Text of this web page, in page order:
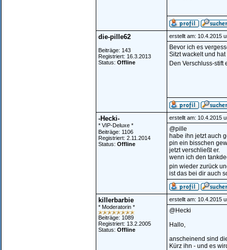
die-pille62
Beiträge: 143
Registriert: 16.3.2013
Status: Offline
erstellt am: 10.4.2015
Bevor ich es
Sitzt wackelt und hat
Den Verschluss-
-Hecki-
* VIP-Deluxe *
Beiträge: 1106
Registriert: 2.11.2014
Status: Offline
erstellt am: 10.4.2015
@pille
habe ihn jetzt auch
pin ein bisschen
jetzt verschließt er.
wenn ich den
pin wieder zurück
ist das bei dir auch
killerbarbie
* Moderatorin *
Beiträge: 1089
Registriert: 13.2.2005
Status: Offline
erstellt am: 10.4.2015
@Hecki
Hallo,
anscheinend sind
Kürz ihn - und es